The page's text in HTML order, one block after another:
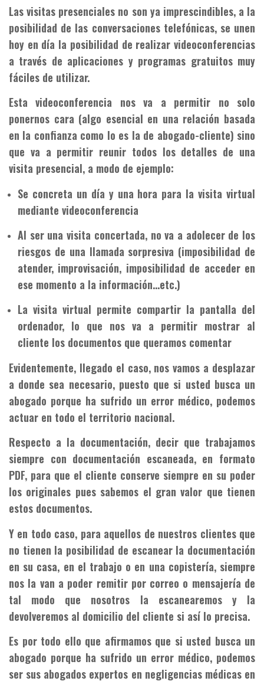
Las visitas presenciales no son ya imprescindibles, a la
posibilidad de las conversaciones telefónicas, se unen
hoy en día la posibilidad de realizar videoconferencias
a través de aplicaciones y programas gratuitos muy
fáciles de utilizar.
Esta videoconferencia nos va a permitir no solo
ponernos cara (algo esencial en una relación basada
en la confianza como lo es la de abogado-cliente) sino
que va a permitir reunir todos los detalles de una
visita presencial, a modo de ejemplo:
Se concreta un día y una hora para la visita virtual
mediante videoconferencia
Al ser una visita concertada, no va a adolecer de los
riesgos de una llamada sorpresiva (imposibilidad de
atender, improvisación, imposibilidad de acceder en
ese momento a la información…etc.)
La visita virtual permite compartir la pantalla del
ordenador, lo que nos va a permitir mostrar al
cliente los documentos que queramos comentar
Evidentemente, llegado el caso, nos vamos a desplazar
a donde sea necesario, puesto que si usted busca un
abogado porque ha sufrido un error médico, podemos
actuar en todo el territorio nacional.
Respecto a la documentación, decir que trabajamos
siempre con documentación escaneada, en formato
PDF, para que el cliente conserve siempre en su poder
los originales pues sabemos el gran valor que tienen
estos documentos.
Y en todo caso, para aquellos de nuestros clientes que
no tienen la posibilidad de escanear la documentación
en su casa, en el trabajo o en una copistería, siempre
nos la van a poder remitir por correo o mensajería de
tal modo que nosotros la escanearemos y la
devolveremos al domicilio del cliente si así lo precisa.
Es por todo ello que afirmamos que si usted busca un
abogado porque ha sufrido un error médico, podemos
ser sus abogados expertos en negligencias médicas en